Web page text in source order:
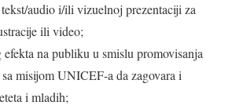
audio i/ili vizuelnoj prezentaciji za
ili video;
na publiku u smislu promovisanja
misijom UNICEF-a da zagovara i
i mladih;